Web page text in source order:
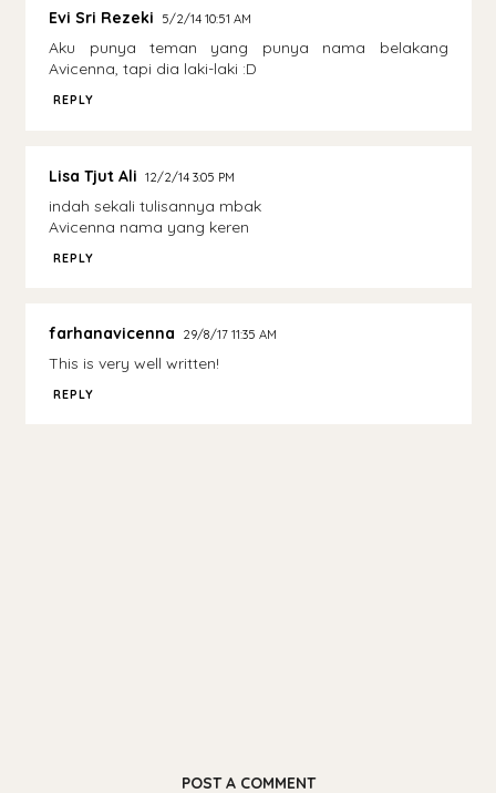
Evi Sri Rezeki 5/2/14 10:51 AM
Aku punya teman yang punya nama belakang
Avicenna, tapi dia laki-laki :D
REPLY
Lisa Tjut Ali 12/2/14 3:05 PM
indah sekali tulisannya mbak
Avicenna nama yang keren
REPLY
farhanavicenna 29/8/17 11:35 AM
This is very well written!
REPLY
POST A COMMENT